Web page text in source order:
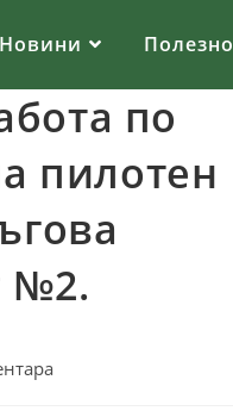
Новини Полезно
по
пилотен
№2.